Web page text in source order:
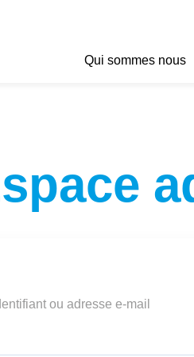
Qui sommes nous
ou adresse e-mail